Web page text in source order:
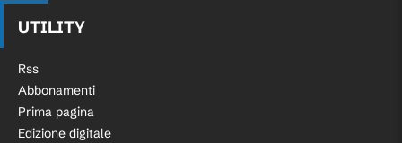
UTILITY
Rss
Abbonamenti
Prima pagina
Edizione digitale